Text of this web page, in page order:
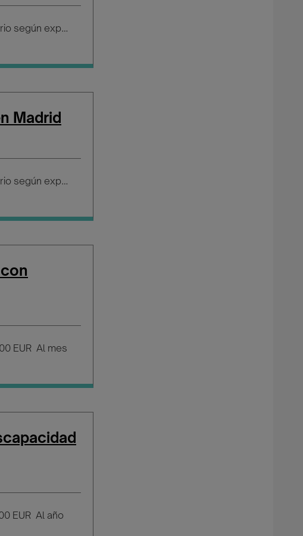
Salario según experiencia
Madrid
Salario según experiencia
EUR Al mes
EUR Al año